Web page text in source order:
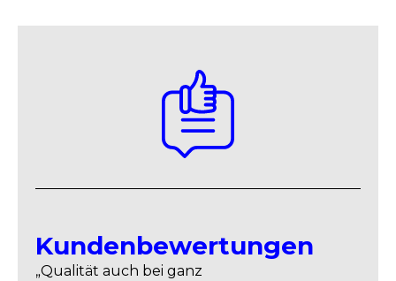
Kundenbewertungen
„Qualität auch bei ganz